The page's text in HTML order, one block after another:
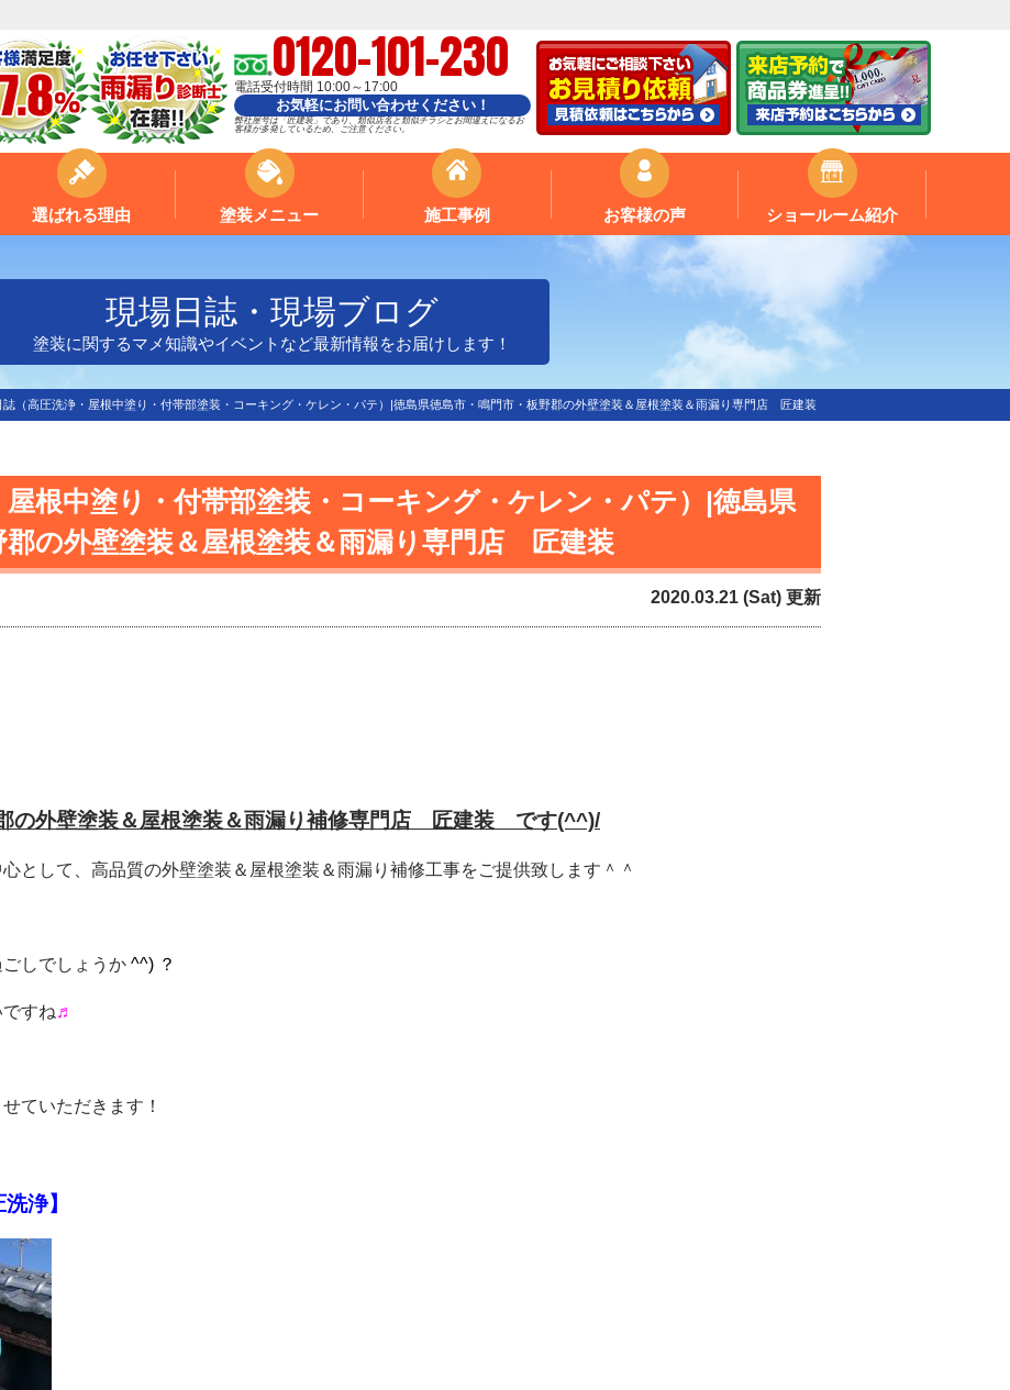
0120-101-230
電話受付時間 10:00～17:00
お気軽にお問い合わせください！
弊社屋号は「匠建装」であり、類似店名と類似チラシとお間違えになるお
客様が多発しているため、ご注意ください。
選ばれる理由 塗装メニュー 施工事例 お客様の声 ショールーム紹介
現場日誌・現場ブログ
塗装に関するマメ知識やイベントなど最新情報をお届けします！
誌（高圧洗浄・屋根中塗り・付帯部塗装・コーキング・ケレン・パテ）|徳島県徳島市・鳴門市・板野郡の外壁塗装＆屋根塗装＆雨漏り専門店 匠建装
根中塗り・付帯部塗装・コーキング・ケレン・パテ）|徳島県
郡の外壁塗装＆屋根塗装＆雨漏り専門店 匠建装
2020.03.21 (Sat) 更新
の外壁塗装＆屋根塗装＆雨漏り補修専門店 匠建装 です(^^)/
として、高品質の外壁塗装＆屋根塗装＆雨漏り補修工事をご提供致します＾＾
しでしょうか ^^) ？
すね♬
ていただきます！
浄】